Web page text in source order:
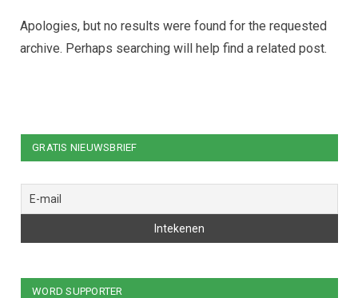
Apologies, but no results were found for the requested
archive. Perhaps searching will help find a related post.
GRATIS NIEUWSBRIEF
WORD SUPPORTER